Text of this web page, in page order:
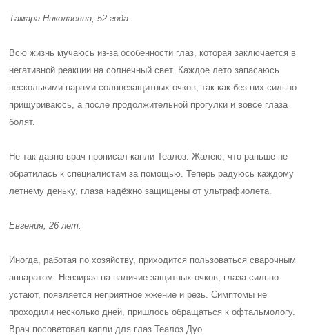
Тамара Николаевна, 52 года:
Всю жизнь мучаюсь из-за особенности глаз, которая заключается в
негативной реакции на солнечный свет. Каждое лето запасаюсь
несколькими парами солнцезащитных очков, так как без них сильно
прищуриваюсь, а после продолжительной прогулки и вовсе глаза
болят.
Не так давно врач прописал капли Теалоз. Жалею, что раньше не
обратилась к специалистам за помощью. Теперь радуюсь каждому
летнему деньку, глаза надёжно защищены от ультрафиолета.
Евгения, 26 лет:
Иногда, работая по хозяйству, приходится пользоваться сварочным
аппаратом. Невзирая на наличие защитных очков, глаза сильно
устают, появляется неприятное жжение и резь. Симптомы не
проходили несколько дней, пришлось обращаться к офтальмологу.
Врач посоветовал капли для глаз Теалоз Дуо.